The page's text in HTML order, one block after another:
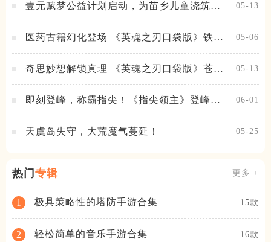
壹元赋梦公益计划启动，为苗乡儿童浇筑梦
05-13
医药古籍幻化登场 《英魂之刃口袋版》铁扇
05-06
奇思妙想解锁真理 《英魂之刃口袋版》苍天
05-13
即刻登峰，称霸指尖！《指尖领主》登峰测
06-01
天虞岛失守，大荒魔气蔓延！ 05-25
热门专辑 更多 +
1 极具策略性的塔防手游合集 15款
2 轻松简单的音乐手游合集 16款